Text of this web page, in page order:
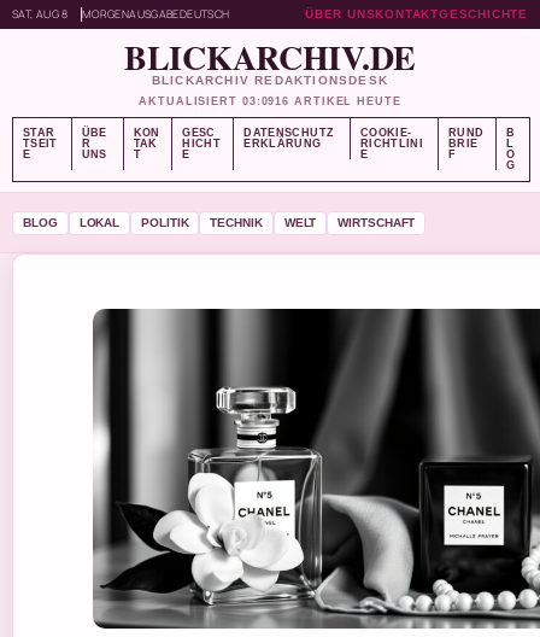
SAT, AUG 8 MORGENAUSGABEDEUTSCH ÜBER UNSKONTAKTGESCHICHTE
BLICKARCHIV.DE
BLICKARCHIV REDAKTIONSDESK
AKTUALISIERT 03:0916 ARTIKEL HEUTE
STAR
TSEIT
E
ÜBE
R
UNS
KON
TAK
T
GESC
HICHT
E
DATENSCHUTZ
ERKLÄRUNG
COOKIE-
RICHTLINI
E
RUND
BRIE
F
B
L
O
G
BLOG LOKAL POLITIK TECHNIK WELT WIRTSCHAFT